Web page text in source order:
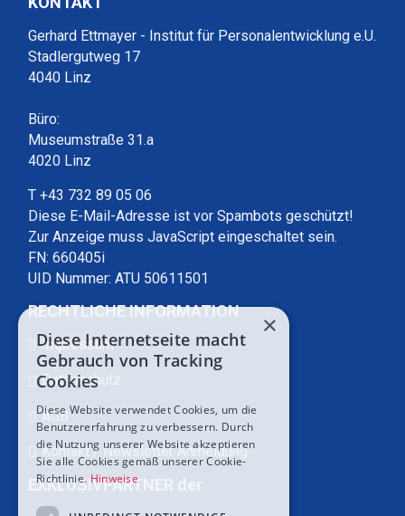
Gerhard Ettmayer - Institut für Personalentwicklung e.U.
Stadlergutweg 17
4040 Linz
Büro:
Museumstraße 31.a
4020 Linz
T +43 732 89 05 06
Diese E-Mail-Adresse ist vor Spambots geschützt!
Zur Anzeige muss JavaScript eingeschaltet sein.
FN: 660405i
UID Nummer: ATU 50611501
RECHTLICHE INFORMATION
Impressum
Datenschutz
AGB
Kontakt / Newsletter Anmeldung
EXKLUSIVPARTNER der
×
Diese Internetseite macht
Gebrauch von Tracking
Cookies
Diese Website verwendet Cookies, um die
Benutzererfahrung zu verbessern. Durch
die Nutzung unserer Website akzeptieren
Sie alle Cookies gemäß unserer Cookie-
Richtlinie.Hinweise